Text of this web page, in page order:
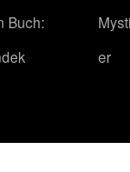
Buch:
er